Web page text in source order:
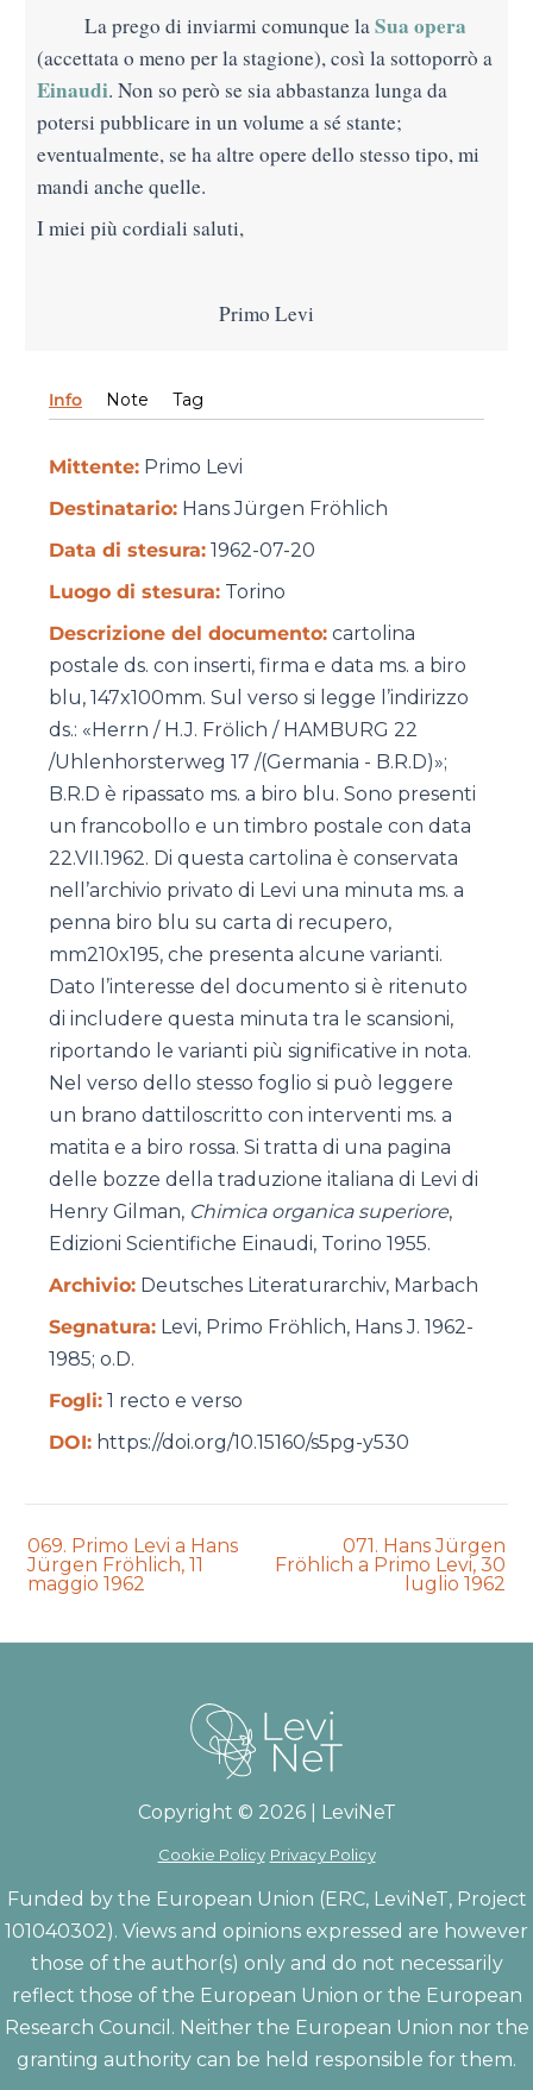
La prego di inviarmi comunque laSua opera
(accettata o meno per la stagione), così la sottoporrò a
Einaudi. Non so però se sia abbastanza lunga da
potersi pubblicare in un volume a sé stante;
eventualmente, se ha altre opere dello stesso tipo, mi
mandi anche quelle.
I miei più cordiali saluti,
Primo Levi
Info Note Tag
Mittente: Primo Levi
Destinatario: Hans Jürgen Fröhlich
Data di stesura: 1962-07-20
Luogo di stesura: Torino
Descrizione del documento: cartolina
postale ds. con inserti, firma e data ms. a biro
blu, 147x100mm. Sul verso si legge l’indirizzo
ds.: «Herrn / H.J. Frӧlich / HAMBURG 22
/Uhlenhorsterweg 17 /(Germania - B.R.D)»;
B.R.D è ripassato ms. a biro blu. Sono presenti
un francobollo e un timbro postale con data
22.VII.1962. Di questa cartolina è conservata
nell’archivio privato di Levi una minuta ms. a
penna biro blu su carta di recupero,
mm210x195, che presenta alcune varianti.
Dato l’interesse del documento si è ritenuto
di includere questa minuta tra le scansioni,
riportando le varianti più significative in nota.
Nel verso dello stesso foglio si può leggere
un brano dattiloscritto con interventi ms. a
matita e a biro rossa. Si tratta di una pagina
delle bozze della traduzione italiana di Levi di
Henry Gilman, Chimica organica superiore,
Edizioni Scientifiche Einaudi, Torino 1955.
Archivio: Deutsches Literaturarchiv, Marbach
Segnatura: Levi, Primo Frӧhlich, Hans J. 1962-
1985; o.D.
Fogli: 1 recto e verso
DOI: https://doi.org/10.15160/s5pg-y530
Previous
auction:
069. Primo Levi a Hans
Jürgen Fröhlich, 11
maggio 1962
Next
auction:
071. Hans Jürgen
Fröhlich a Primo Levi, 30
luglio 1962
Copyright © 2026 | LeviNeT
Cookie Policy Privacy Policy
Funded by the European Union (ERC, LeviNeT, Project
101040302). Views and opinions expressed are however
those of the author(s) only and do not necessarily
reflect those of the European Union or the European
Research Council. Neither the European Union nor the
granting authority can be held responsible for them.